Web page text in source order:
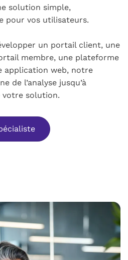
solution simple,
pour vos utilisateurs.
un portail client, une
membre, une plateforme
application web, notre
de l’analyse jusqu’à
votre solution.